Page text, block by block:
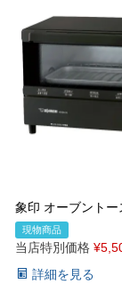
象印 オーブントー
現物商品
当店特別価格 ¥
詳細を見る